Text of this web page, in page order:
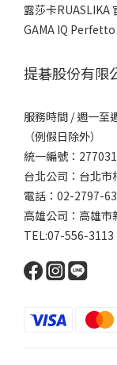
露莎卡RUASLIKA
GAMA IQ Perfetto
提碁股份有限
服務時間 / 週一
（例假日除外）
統一編號：
台北公司：台北
電話：02-2797-
高雄公司：高雄
TEL:07-556-3113